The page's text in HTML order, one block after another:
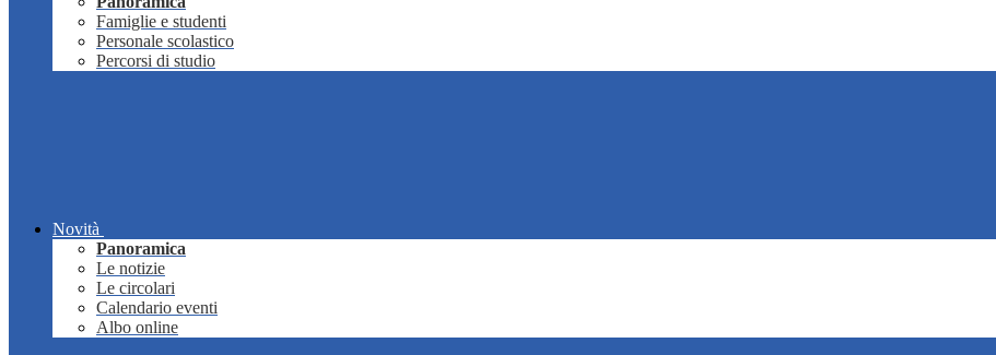
Famiglie e studenti
Personale scolastico
Percorsi di studio
Novità
Panoramica
Le notizie
Le circolari
Calendario eventi
Albo online